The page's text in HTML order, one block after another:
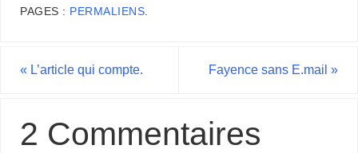
PAGES : PERMALIENS
« L’article qui compte. Fayence sans E.mail »
2 Commentaires